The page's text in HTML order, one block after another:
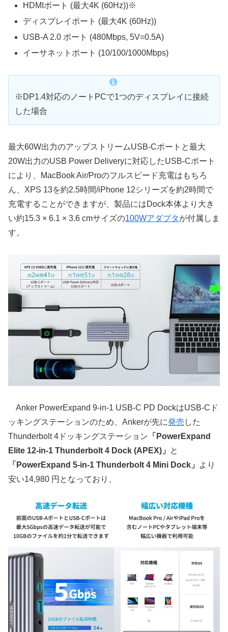
HDMIポート (最大4K (60Hz))※
ディスプレイポート (最大4K (60Hz))
USB-A 2.0 ポート (480Mbps, 5V=0.5A)
イーサネットポート (10/100/1000Mbps)
※DP1.4対応のノートPCで1つのディスプレイに接続
した場合
最大60W出力のアップストリームUSB-Cポートと最大
20W出力のUSB Power Deliveryに対応したUSB-Cポート
により、MacBook Air/Proのフルスピード充電はもちろ
ん、XPS 13を約2.5時間/iPhone 12シリーズを約2時間で
充電することができますが、製品にはDock本体より大き
い約15.3 × 6.1 × 3.6 cmサイズの100Wアダプタが付属しま
す。
Anker PowerExpand 9-in-1 USB-C PD DockはUSB-Cド
ッキングステーションのため、Ankerが先に発売 した
Thunderbolt 4ドッキングステーション 「PowerExpand
Elite 12-in-1 Thunderbolt 4 Dock (APEX)」
と
「PowerExpand 5-in-1 Thunderbolt 4 Mini Dock」
より
安い14,980 円となっており、